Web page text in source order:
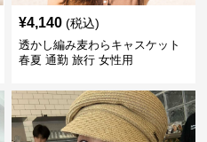
¥4,140 (税込)
透かし編み麦わらキャスケット
春夏 通勤 旅行 女性用